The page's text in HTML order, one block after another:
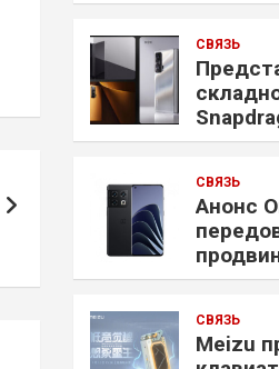
СВЯЗЬ
СВЯЗЬ
Анонс
СВЯЗЬ
Meizu